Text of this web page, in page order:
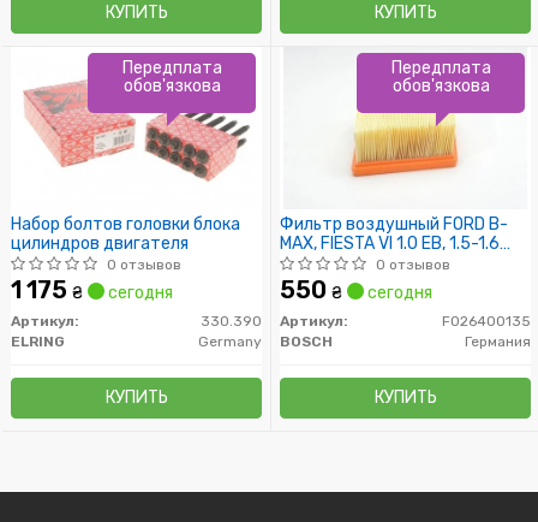
КУПИТЬ КУПИТЬ
Набор болтов головки блока
цилиндров двигателя
0 отзывов
1 175 ₴ сегодня
Артикул:
330.390
ELRING
Germany
КУПИТЬ
Передплата
обов'язкова
Фильтр воздушный FORD B-
MAX, FIESTA VI 1.0 EB, 1.5-1.6
TDCI 08- (пр-во BOSCH)
0 отзывов
550 ₴ сегодня
Артикул:
F026400135
BOSCH
Германия
КУПИТЬ
Передплата
обов'язкова